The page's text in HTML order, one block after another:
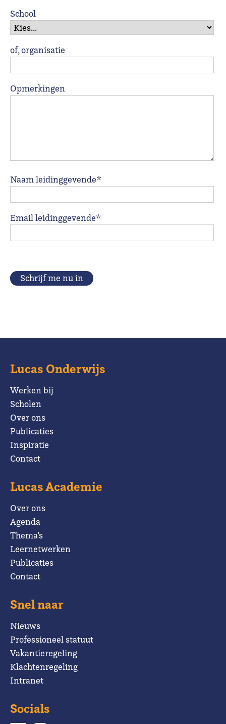
School
of, organisatie
Opmerkingen
Naam leidinggevende*
Email leidinggevende*
Schrijf me nu in
Lucas Onderwijs
Werken bij
Scholen
Over ons
Publicaties
Inspiratie
Contact
Lucas Academie
Over ons
Agenda
Thema’s
Leernetwerken
Publicaties
Contact
Snel naar
Nieuws
Professioneel statuut
Vakantieregeling
Klachtenregeling
Intranet
Socials